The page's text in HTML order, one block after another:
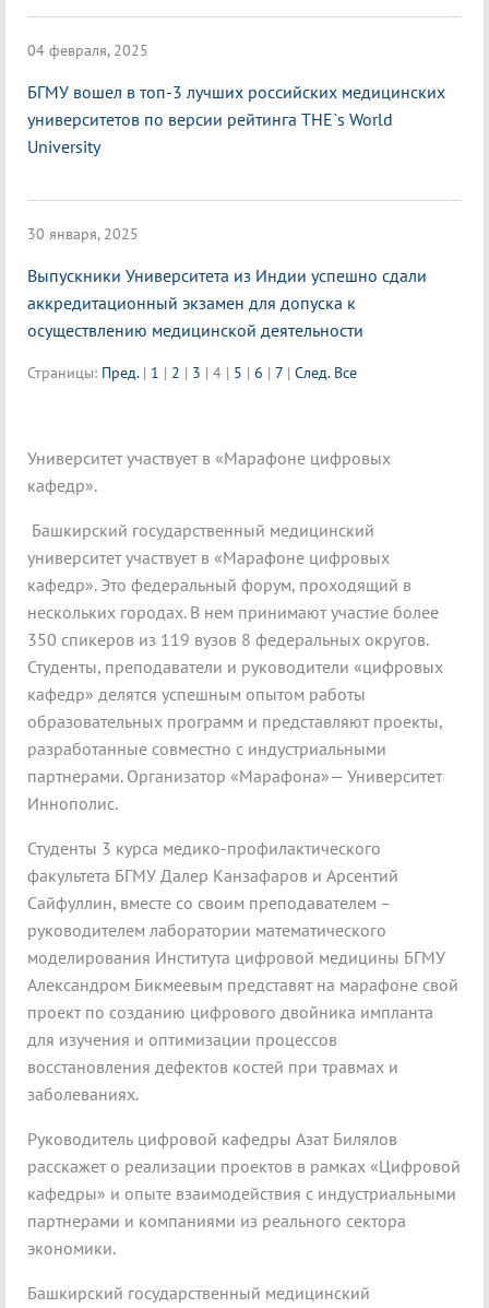
04 февраля, 2025
БГМУ вошел в топ-3 лучших российских медицинских
университетов по версии рейтинга THE`s World
University
30 января, 2025
Выпускники Университета из Индии успешно сдали
аккредитационный экзамен для допуска к
осуществлению медицинской деятельности
Страницы: Пред. | 1 | 2 | 3 | 4 | 5 | 6 | 7 | След. Все
Университет участвует в «Марафоне цифровых
кафедр».
Башкирский государственный медицинский
университет участвует в «Марафоне цифровых
кафедр». Это федеральный форум, проходящий в
нескольких городах. В нем принимают участие более
350 спикеров из 119 вузов 8 федеральных округов.
Студенты, преподаватели и руководители «цифровых
кафедр» делятся успешным опытом работы
образовательных программ и представляют проекты,
разработанные совместно с индустриальными
партнерами. Организатор «Марафона»— Университет
Иннополис.
Студенты 3 курса медико-профилактического
факультета БГМУ Далер Канзафаров и Арсентий
Сайфуллин, вместе со своим преподавателем –
руководителем лаборатории математического
моделирования Института цифровой медицины БГМУ
Александром Бикмеевым представят на марафоне свой
проект по созданию цифрового двойника импланта
для изучения и оптимизации процессов
восстановления дефектов костей при травмах и
заболеваниях.
Руководитель цифровой кафедры Азат Билялов
расскажет о реализации проектов в рамках «Цифровой
кафедры» и опыте взаимодействия с индустриальными
партнерами и компаниями из реального сектора
экономики.
Башкирский государственный медицинский